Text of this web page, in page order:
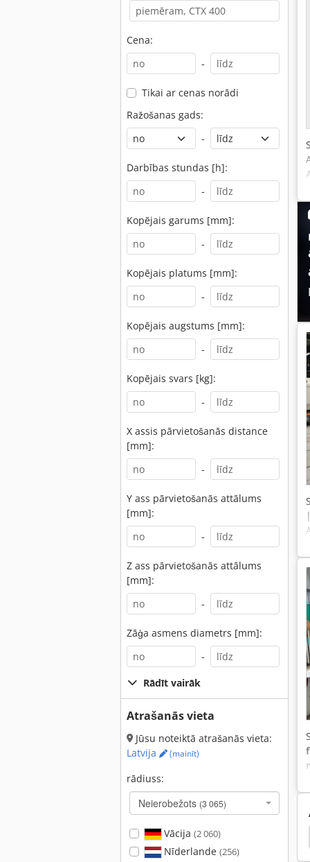
Cena:
-
Tikai ar cenas norādi
Ražošanas gads:
-
Darbības stundas [h]:
-
Kopējais garums [mm]:
-
Kopējais platums [mm]:
-
Kopējais augstums [mm]:
-
Kopējais svars [kg]:
-
X assis pārvietošanās distance
[mm]:
-
Y ass pārvietošanās attālums
[mm]:
-
Z ass pārvietošanās attālums
[mm]:
-
Zāģa asmens diametrs [mm]:
-
Rādīt vairāk
Atrašanās vieta
Jūsu noteiktā atrašanās vieta:
Latvija
(mainīt)
rādiuss:
Neierobežots (3 065)
Vācija (2 060)
Nīderlande (256)
Plastmasas Injekcijas Molding Machine